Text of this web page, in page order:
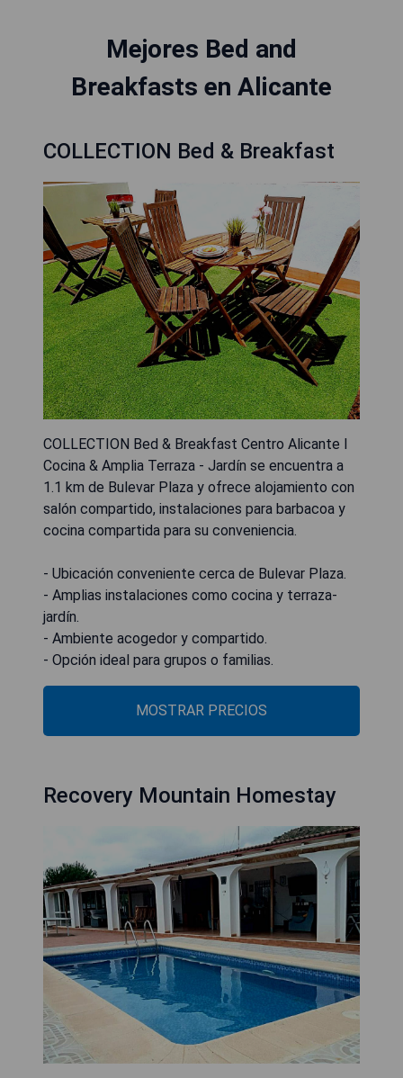
Mejores Bed and
Breakfasts en Alicante
COLLECTION Bed & Breakfast
COLLECTION Bed & Breakfast Centro Alicante I
Cocina & Amplia Terraza - Jardín se encuentra a
1.1 km de Bulevar Plaza y ofrece alojamiento con
salón compartido, instalaciones para barbacoa y
cocina compartida para su conveniencia.
- Ubicación conveniente cerca de Bulevar Plaza.
- Amplias instalaciones como cocina y terraza-
jardín.
- Ambiente acogedor y compartido.
- Opción ideal para grupos o familias.
MOSTRAR PRECIOS
Recovery Mountain Homestay